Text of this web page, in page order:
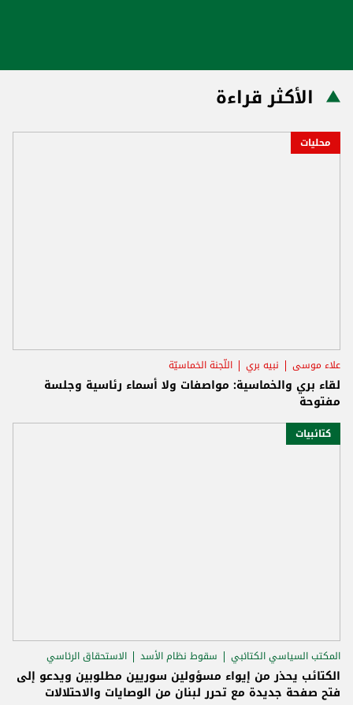
الأكثر قراءة
محليات
علاء موسى نبيه بري اللّجنة الخماسيّة
لقاء بري والخماسية: مواصفات ولا أسماء رئاسية وجلسة
مفتوحة
كتائبيات
المكتب السياسي الكتائبي سقوط نظام الأسد الاستحقاق الرئاسي
الكتائب يحذر من إيواء مسؤولين سوريين مطلوبين ويدعو إلى
فتح صفحة جديدة مع تحرر لبنان من الوصايات والاحتلالات